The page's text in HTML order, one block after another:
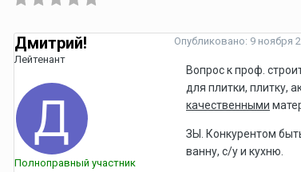
Дмитрий!
Лейтенант
Полноправный участник
Опубликовано: 9 ноября
Вопрос к проф.
для плитки, плитку,
качественными
ЗЫ. Конкурентом
ванну, с/у и кухню.